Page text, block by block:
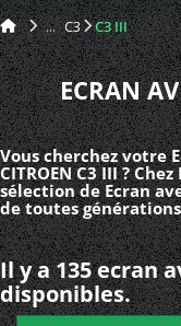
C3 C3 III
ECRAN
Vous cherchez votre
CITROEN C3 III ?
sélection de Ecran
de toutes
Il y a 135 ecran
disponibles.